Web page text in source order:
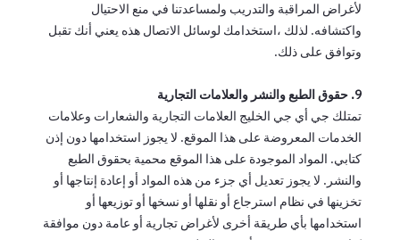
لأغراض المراقبة والتدريب ولمساعدتنا في منع الاحتيال
واكتشافه. لذلك ،استخدامك لوسائل الاتصال هذه يعني أنك تقبل
وتوافق على ذلك.
9. حقوق الطبع والنشر والعلامات التجارية
تمتلك جي أي جي الخليج العلامات التجارية والشعارات وعلامات
الخدمات المعروضة على هذا الموقع. لا يجوز استخدامها دون إذن
كتابي. المواد الموجودة على هذا الموقع محمية بحقوق الطبع
والنشر. لا يجوز تعديل أي جزء من هذه المواد أو إعادة إنتاجها أو
تخزينها في نظام استرجاع أو نقلها أو نسخها أو توزيعها أو
استخدامها بأي طريقة أخرى لأغراض تجارية أو عامة دون موافقة